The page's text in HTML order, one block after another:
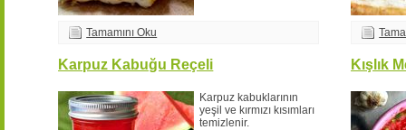
Tamamını Oku
Karpuz Kabuğu Reçeli
Karpuz kabuklarının
yeşil ve kırmızı kısımları
temizlenir.
Kışlık